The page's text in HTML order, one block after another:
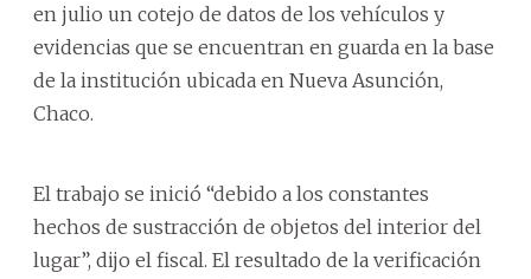
en julio un cotejo de datos de los vehículos y
evidencias que se encuentran en guarda en la base
de la institución ubicada en Nueva Asunción,
Chaco.
El trabajo se inició “debido a los constantes
hechos de sustracción de objetos del interior del
lugar”, dijo el fiscal. El resultado de la verificación